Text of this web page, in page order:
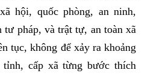
hội, quốc phòng, an ninh,
tư pháp, và trật tự, an toàn xã
tục, không để xảy ra khoảng
cấp xã từng bước thích